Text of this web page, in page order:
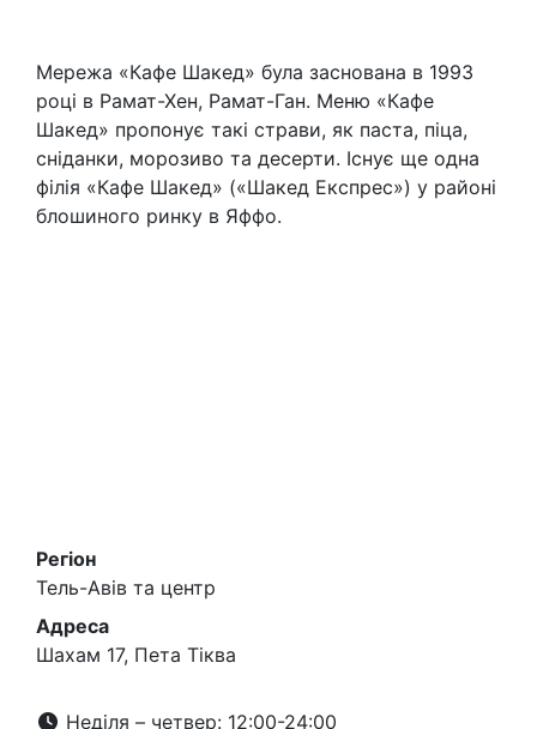
Мережа «Кафе Шакед» була заснована в 1993
році в Рамат-Хен, Рамат-Ган. Меню «Кафе
Шакед» пропонує такі страви, як паста, піца,
сніданки, морозиво та десерти. Існує ще одна
філія «Кафе Шакед» («Шакед Експрес») у районі
блошиного ринку в Яффо.
Регіон
Тель-Авів та центр
Адреса
Шахам 17, Пета Тіква
Неділя – четвер: 12:00-24:00